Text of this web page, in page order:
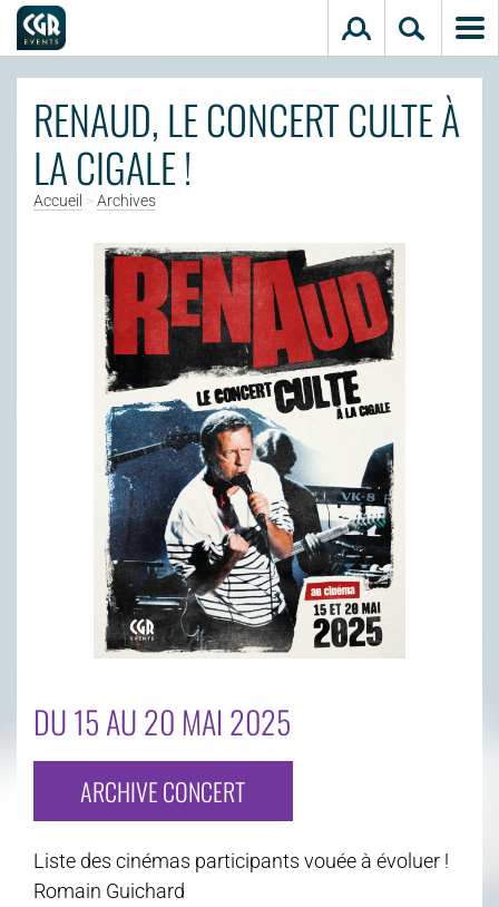
RENAUD, LE CONCERT CULTE À
LA CIGALE !
Accueil >Archives
DU 15 AU 20 MAI 2025
ARCHIVE CONCERT
Liste des cinémas participants vouée à évoluer !
Romain Guichard